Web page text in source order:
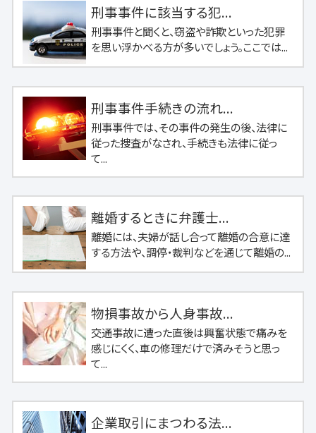
刑事事件に該当する犯...
刑事事件と聞くと、窃盗や詐欺といった犯罪
を思い浮かべる方が多いでしょう。ここでは...
刑事事件手続きの流れ...
刑事事件では、その事件の発生の後、法律に
従った捜査がなされ、手続きも法律に従っ
て...
離婚するときに弁護士...
離婚には、夫婦が話し合って離婚の合意に達
する方法や、調停・裁判などを通じて離婚の...
物損事故から人身事故...
交通事故に遭った直後は興奮状態で痛みを
感じにくく、車の修理だけで済みそうと思っ
て...
企業取引にまつわる法...